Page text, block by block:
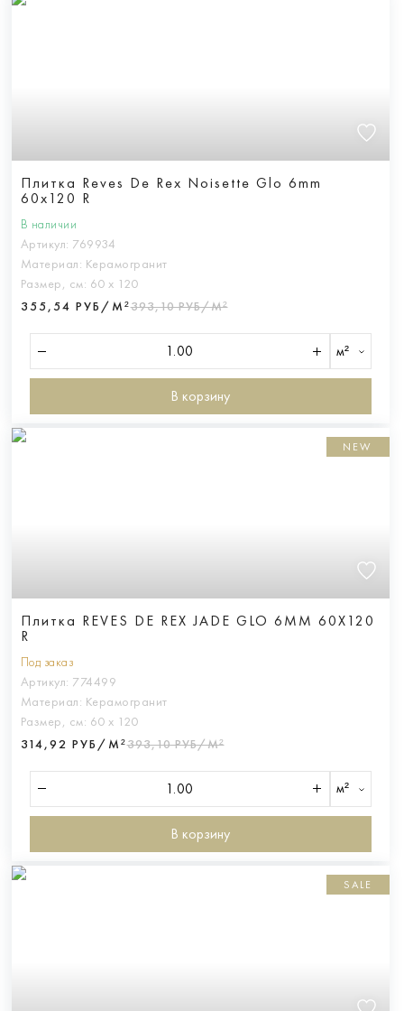
Плитка Reves De Rex Noisette Glo 6mm
60x120 R
В наличии
Артикул: 769934
Материал: Керамогранит
Размер, см: 60 х 120
355,54 РУБ/М²393,10 РУБ/М²
м²
В корзину
NEW
Плитка REVES DE REX JADE GLO 6MM 60X120
R
Под заказ
Артикул: 774499
Материал: Керамогранит
Размер, см: 60 х 120
314,92 РУБ/М²393,10 РУБ/М²
м²
В корзину
SALE